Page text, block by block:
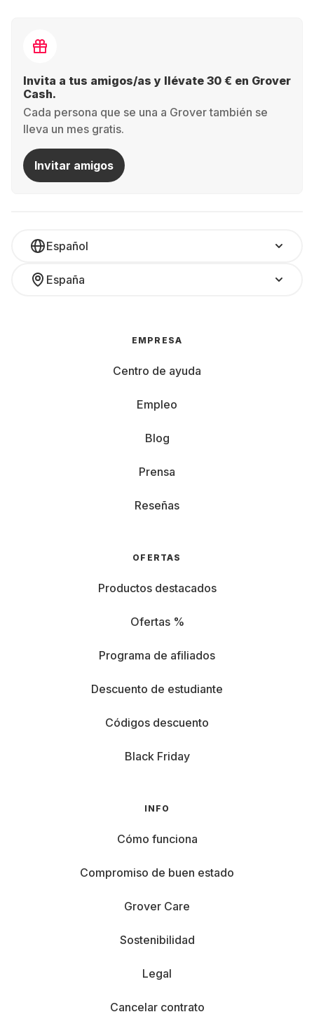
Invita a tus amigos/as y llévate 30 € en Grover
Cash.
Cada persona que se una a Grover también se
lleva un mes gratis.
Invitar amigos
Español
España
EMPRESA
Centro de ayuda
Empleo
Blog
Prensa
Reseñas
OFERTAS
Productos destacados
Ofertas %
Programa de afiliados
Descuento de estudiante
Códigos descuento
Black Friday
INFO
Cómo funciona
Compromiso de buen estado
Grover Care
Sostenibilidad
Legal
Cancelar contrato